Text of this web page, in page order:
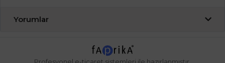
Yorumlar